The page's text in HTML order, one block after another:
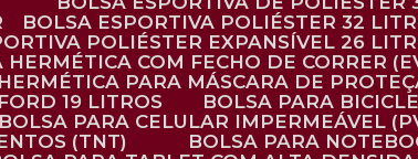
BOLSA ESPORTIVA POLIÉSTER 32
POLIÉSTER EXPANSÍVEL 26
HERMÉTICA COM FECHO DE CORRER
HERMÉTICA PARA MÁSCARA DE
19 LITROS
BOLSA PARA
BOLSA PARA CELULAR IMPERMEÁVEL
(TNT)
BOLSA PARA